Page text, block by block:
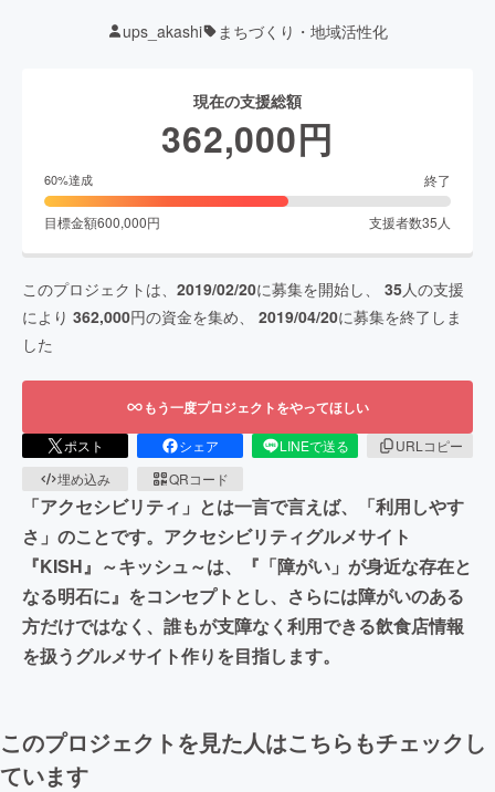
ups_akashi まちづくり・地域活性化
現在の支援総額
362,000円
60%達成 終了
目標金額600,000円 支援者数35 人
このプロジェクトは、 2019/02/20に募集を開始し、 35人の支援
により 362,000円の資金を集め、 2019/04/20に募集を終了しま
した
もう一度プロジェクトをやってほしい
ポスト シェア LINEで送る
URLコピー
埋め込み
QRコード
「アクセシビリティ」とは一言で言えば、「利用しやす
さ」のことです。アクセシビリティグルメサイト
『KISH』～キッシュ～は、『「障がい」が身近な存在と
なる明石に』をコンセプトとし、さらには障がいのある
方だけではなく、誰もが支障なく利用できる飲食店情報
を扱うグルメサイト作りを目指します。
このプロジェクトを見た人はこちらもチェックし
ています